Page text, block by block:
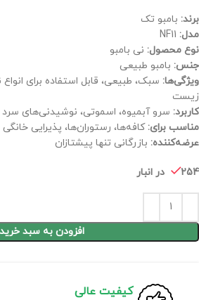
برند: بامبو تک
مدل:
نوع محصول: نی بامبو
جنس: بامبو طبیعی
ویژگی‌ها: سبک، طبیعی، قابل استفاده برای
زیست
کاربرد: سرو آبمیوه، اسموتی، نوشیدنی‌های
مناسب برای: کافه‌ها، رستوران‌ها، پذیرایی خانگی
عرضه‌کننده: بازرگانی تنها پیشتازان
254 در انبار
افزودن به سبد خرید
کیفیت عالی